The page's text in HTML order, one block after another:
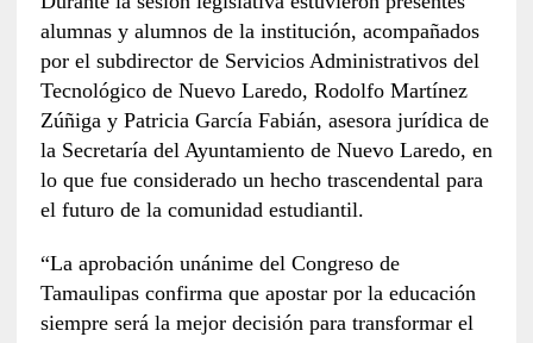
alumnas y alumnos de la institución, acompañados
por el subdirector de Servicios Administrativos del
Tecnológico de Nuevo Laredo, Rodolfo Martínez
Zúñiga y Patricia García Fabián, asesora jurídica de
la Secretaría del Ayuntamiento de Nuevo Laredo, en
lo que fue considerado un hecho trascendental para
el futuro de la comunidad estudiantil.
“La aprobación unánime del Congreso de
Tamaulipas confirma que apostar por la educación
siempre será la mejor decisión para transformar el